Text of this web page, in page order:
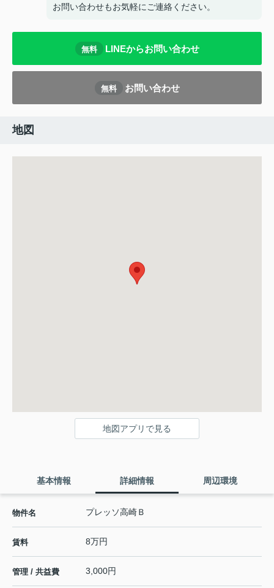
お問い合わせもお気軽にご連絡ください。
無料 LINEからお問い合わせ
無料 お問い合わせ
地図
地図アプリで見る
基本情報 詳細情報 周辺環境
物件名 プレッソ高崎Ｂ
賃料 8万円
管理 / 共益費 3,000円